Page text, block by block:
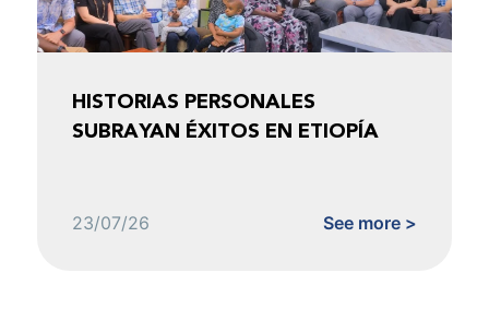
HISTORIAS PERSONALES
SUBRAYAN ÉXITOS EN ETIOPÍA
23/07/26 See more >